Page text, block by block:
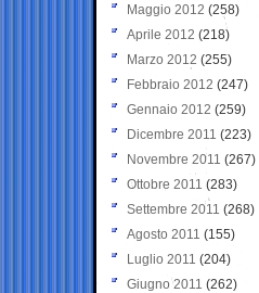
Maggio 2012 (258)
Aprile 2012 (218)
Marzo 2012 (255)
Febbraio 2012 (247)
Gennaio 2012 (259)
Dicembre 2011 (223)
Novembre 2011 (267)
Ottobre 2011 (283)
Settembre 2011 (268)
Agosto 2011 (155)
Luglio 2011 (204)
Giugno 2011 (262)